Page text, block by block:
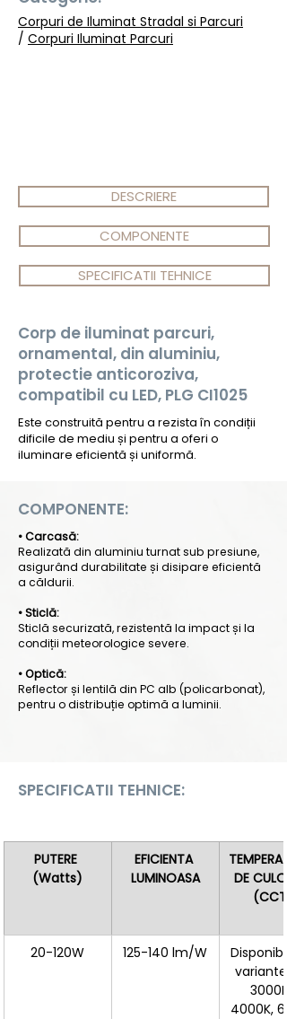
Corpuri de Iluminat Stradal si Parcuri
/ Corpuri Iluminat Parcuri
DESCRIERE
COMPONENTE
SPECIFICATII TEHNICE
Corp de iluminat parcuri,
ornamental, din aluminiu,
protectie anticoroziva,
compatibil cu LED, PLG CI1025
Este construită pentru a rezista în condiții
dificile de mediu și pentru a oferi o
iluminare eficientă și uniformă.
COMPONENTE:
• Carcasă:
Realizată din aluminiu turnat sub presiune,
asigurând durabilitate și disipare eficientă
a căldurii.
• Sticlă:
Sticlă securizată, rezistentă la impact și la
condiții meteorologice severe.
• Optică:
Reflector și lentilă din PC alb (policarbonat),
pentru o distribuție optimă a luminii.
SPECIFICATII TEHNICE:
PUTERE
(Watts)
EFICIENTA
LUMINOASA
DE
(CCT)
20-120W 125-140 lm/W
variante
3000K,
4000K,